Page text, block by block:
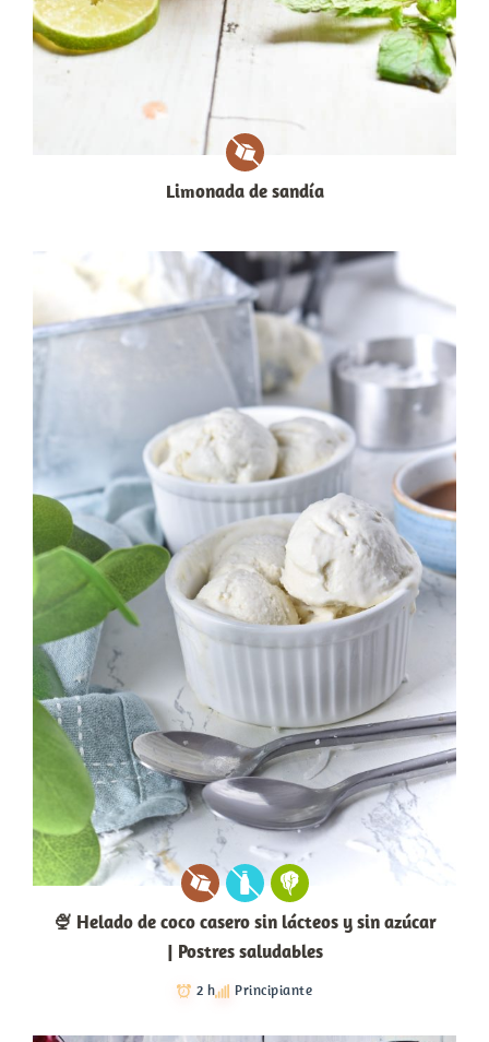
Limonada de sandía
🍨 Helado de coco casero sin lácteos y sin azúcar
| Postres saludables
2 h Principiante